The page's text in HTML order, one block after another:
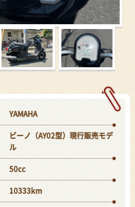
YAMAHA
ビーノ（AY02型）現行販売モデ
ル
50cc
10333km